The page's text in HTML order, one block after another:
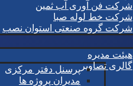
شرکت فن آوری آب ثمین
شرکت خط لوله صبا
شرکت گروه صنعتی استوان نصب
هیئت مدیره
گالری تصاویرپرسنل دفتر مرکزی
مدیران پروژه ها